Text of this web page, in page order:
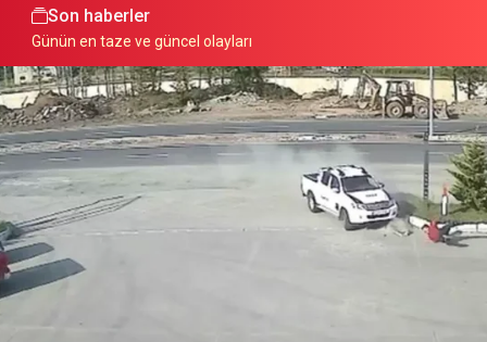
Son haberler
Günün en taze ve güncel olayları